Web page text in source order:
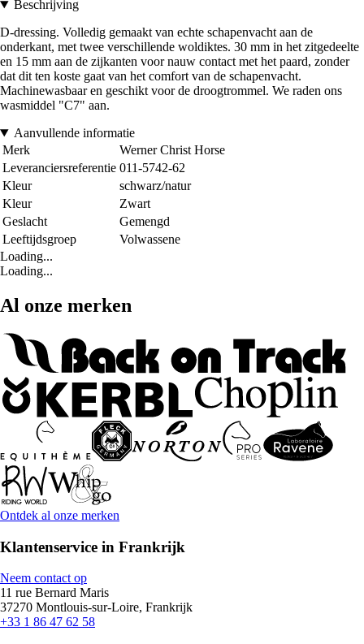
Beschrijving
D-dressing. Volledig gemaakt van echte schapenvacht aan de
onderkant, met twee verschillende woldiktes. 30 mm in het zitgedeelte
en 15 mm aan de zijkanten voor nauw contact met het paard, zonder
dat dit ten koste gaat van het comfort van de schapenvacht.
Machinewasbaar en geschikt voor de droogtrommel. We raden ons
wasmiddel "C7" aan.
Aanvullende informatie
Merk
Werner Christ Horse
Leveranciersreferentie 011-5742-62
Kleur
schwarz/natur
Kleur
Zwart
Geslacht
Gemengd
Leeftijdsgroep
Volwassene
Loading...
Loading...
Al onze merken
Ontdek al onze merken
Klantenservice in Frankrijk
Neem contact op
11 rue Bernard Maris
37270 Montlouis-sur-Loire, Frankrijk
+33 1 86 47 62 58